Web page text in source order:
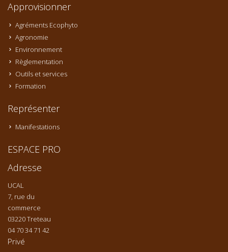
Approvisionner
Agréments Ecophyto
Agronomie
Environnement
Règlementation
Outils et services
Formation
Représenter
Manifestations
ESPACE PRO
Adresse
UCAL
7, rue du
commerce
03220 Treteau
04 70 34 71 42
Privé